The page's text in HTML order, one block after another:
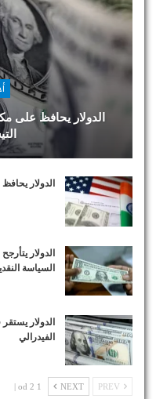
الدولار يحافظ على
الدولار
الدولار
السياسة
الدولار
الفيدرالي
NEXT
1 od 2 |